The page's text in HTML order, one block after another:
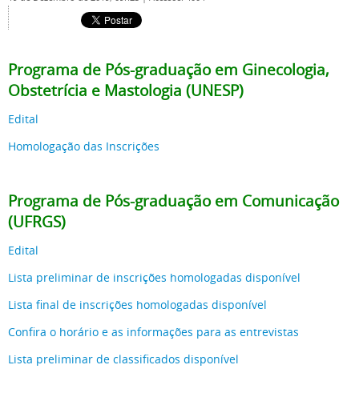
Programa de Pós-graduação em Ginecologia,
Obstetrícia e Mastologia (UNESP)
Edital
Homologação das Inscrições
Programa de Pós-graduação em Comunicação
(UFRGS)
Edital
Lista preliminar de inscrições homologadas disponível
Lista final de inscrições homologadas disponível
Confira o horário e as informações para as entrevistas
Lista preliminar de classificados disponível